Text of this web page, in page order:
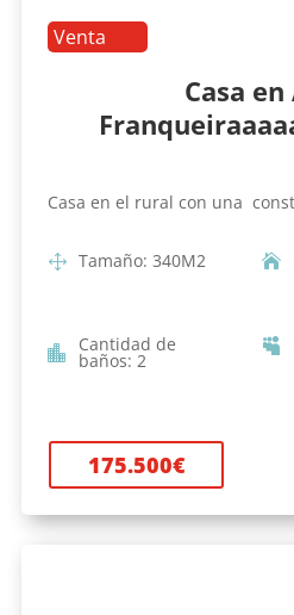
Venta
Casa en
Casa en el rural con una
Tamaño: 340M2
Cantidad de
baños: 2
175.500€